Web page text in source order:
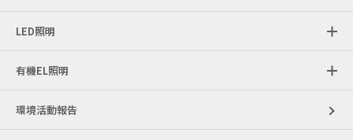
LED照明
有機EL照明
環境活動報告